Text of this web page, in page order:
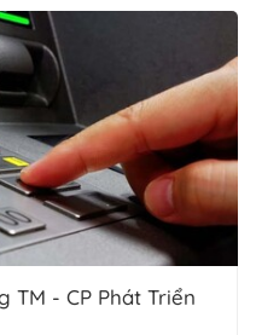
TM - CP Phát Triển